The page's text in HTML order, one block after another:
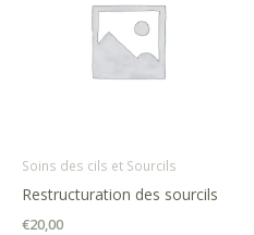
Soins des cils et Sourcils
Restructuration des sourcils
€20,00